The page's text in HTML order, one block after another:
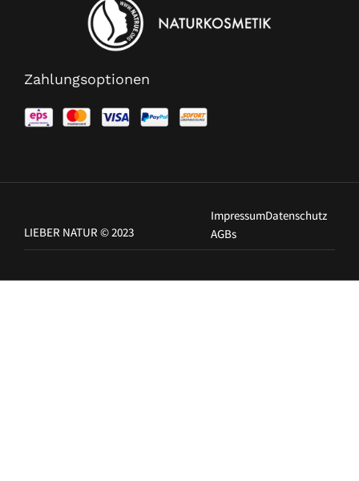
Zahlungsoptionen
LIEBER NATUR © 2023
ImpressumDatenschutz
AGBs